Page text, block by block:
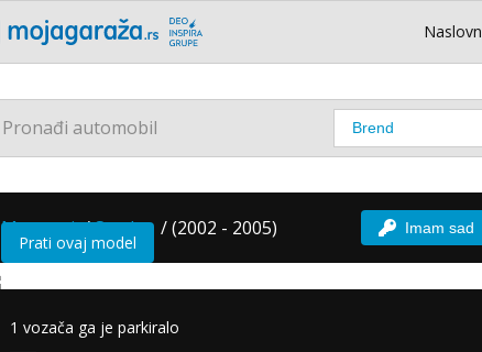
Pronađi automobil
Maserati /Spyder /(2002 - 2005) Imam sad
Prati ovaj model
1 vozača ga je parkiralo